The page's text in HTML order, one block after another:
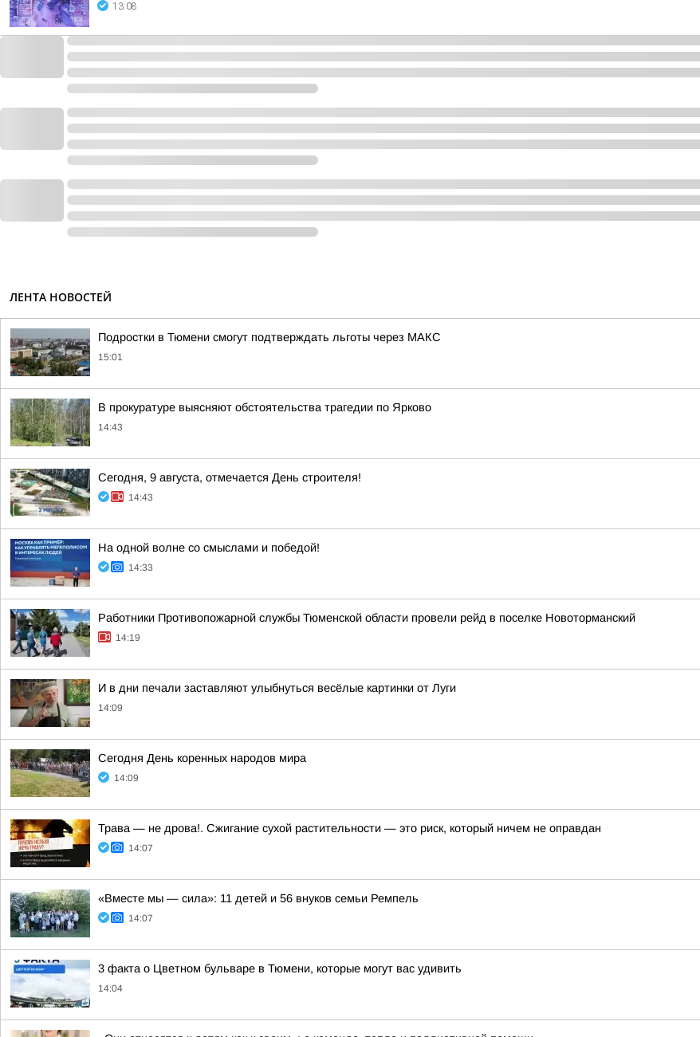
13:08
ЛЕНТА НОВОСТЕЙ
Подростки в Тюмени смогут подтверждать льготы через MAКС
15:01
В прокуратуре выясняют обстоятельства трагедии по Ярково
14:43
Сегодня, 9 августа, отмечается День строителя!
14:43
На одной волне со смыслами и победой!
14:33
Работники Противопожарной службы Тюменской области провели рейд в поселке Новоторманский
14:19
И в дни печали заставляют улыбнуться весёлые картинки от Луги
14:09
Сегодня День коренных народов мира
14:09
Трава — не дрова!. Сжигание сухой растительности — это риск, который ничем не оправдан
14:07
«Вместе мы — сила»: 11 детей и 56 внуков семьи Ремпель
14:07
3 факта о Цветном бульваре в Тюмени, которые могут вас удивить
14:04